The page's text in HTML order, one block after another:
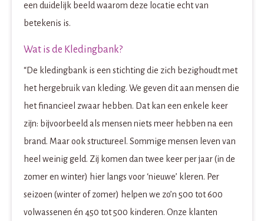
een duidelijk beeld waarom deze locatie echt van
betekenis is.
Wat is de Kledingbank?
“De kledingbank is een stichting die zich bezighoudt met
het hergebruik van kleding. We geven dit aan mensen die
het financieel zwaar hebben. Dat kan een enkele keer
zijn: bijvoorbeeld als mensen niets meer hebben na een
brand. Maar ook structureel. Sommige mensen leven van
heel weinig geld. Zij komen dan twee keer per jaar (in de
zomer en winter) hier langs voor ‘nieuwe’ kleren. Per
seizoen (winter of zomer) helpen we zo’n 500 tot 600
volwassenen én 450 tot 500 kinderen. Onze klanten